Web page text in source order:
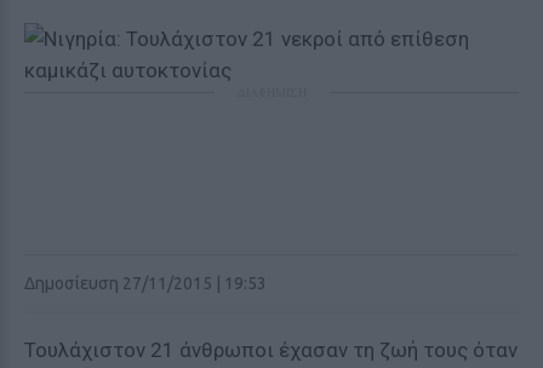
Δημοσίευση 27/11/2015 | 19:53
Τουλάχιστον 21 άνθρωποι έχασαν τη ζωή τους όταν